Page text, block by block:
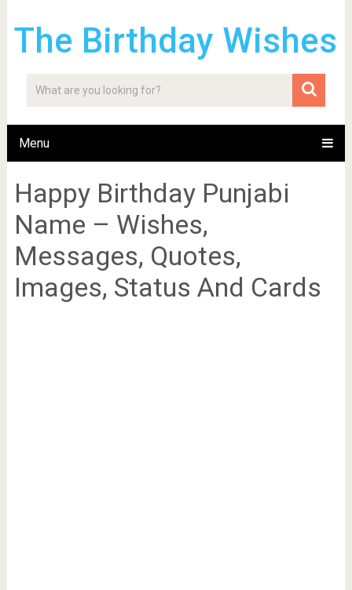
The Birthday Wishes
Menu
Happy Birthday Punjabi
Name – Wishes,
Messages, Quotes,
Images, Status And Cards